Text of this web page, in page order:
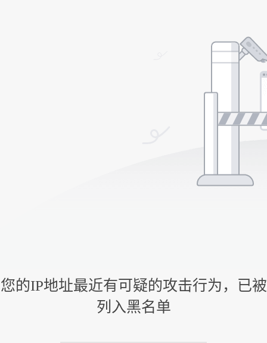
您的IP地址最近有可疑的攻击行为，已被
列入黑名单